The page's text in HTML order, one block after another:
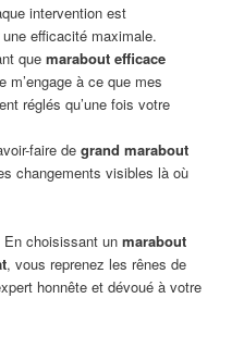
intervention est
efficacité maximale.
que marabout efficace
m’engage à ce que mes
réglés qu’une fois votre
faire de grand marabout
changements visibles là où
En choisissant unmarabout
, vous reprenez les rênes de
honnête et dévoué à votre